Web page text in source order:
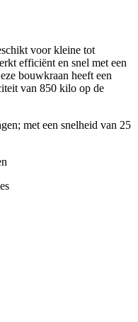
voor kleine tot
efficiënt en snel met een
bouwkraan heeft een
van 850 kilo op de
met een snelheid van 25